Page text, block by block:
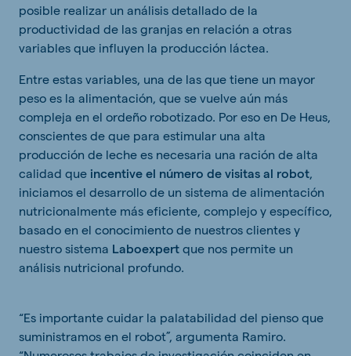
posible realizar un análisis detallado de la
productividad de las granjas en relación a otras
variables que influyen la producción láctea.
Entre estas variables, una de las que tiene un mayor
peso es la alimentación, que se vuelve aún más
compleja en el ordeño robotizado. Por eso en De Heus,
conscientes de que para estimular una alta
producción de leche es necesaria una ración de alta
calidad que incentive el número de visitas al robot,
iniciamos el desarrollo de un sistema de alimentación
nutricionalmente más eficiente, complejo y específico,
basado en el conocimiento de nuestros clientes y
nuestro sistema Laboexpert que nos permite un
análisis nutricional profundo.
“Es importante cuidar la palatabilidad del pienso que
suministramos en el robot”, argumenta Ramiro.